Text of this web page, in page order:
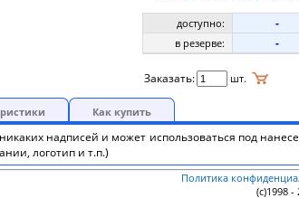
доступно: -
в резерве: -
Заказать: шт.
Как купить
надписей и может использоваться под
логотип и т.п.)
Политика
(c)1998